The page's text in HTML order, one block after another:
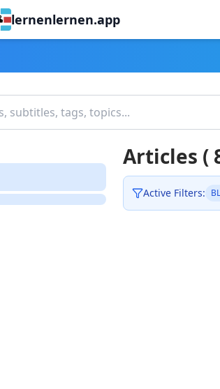
lernenlernen.app
Articles (
Active Filters: